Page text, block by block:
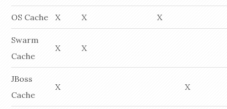
OS Cache X X X
Swarm
Cache
X X
JBoss
Cache
X X